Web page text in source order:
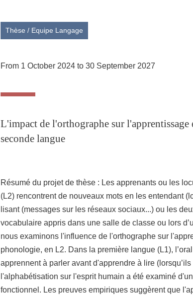
Thèse / Equipe Langage
From 1 October 2024 to 30 September 2027
L'impact de l'orthographe sur l'apprentissage
seconde langue
Résumé du projet de thèse : Les apprenants ou les
(L2) rencontrent de nouveaux mots en les entendant
lisant (messages sur les réseaux sociaux...) ou les
vocabulaire appris dans une salle de classe ou lors
nous examinons l'influence de l'orthographe sur
phonologie, en L2. Dans la première langue (L1),
apprennent à parler avant d'apprendre à lire
l'alphabétisation sur l'esprit humain a été examiné
fonctionnel. Les preuves empiriques suggèrent que